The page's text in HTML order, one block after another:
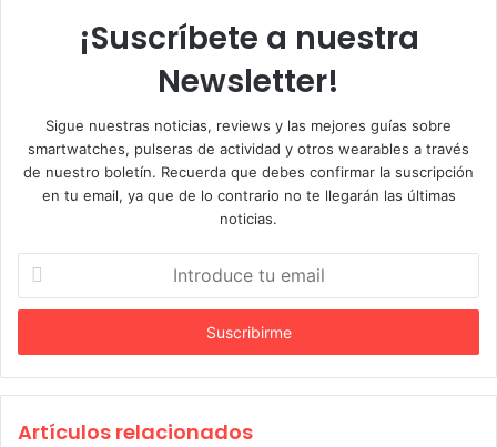
r
¡Suscríbete a nuestra
Newsletter!
Sigue nuestras noticias, reviews y las mejores guías sobre
smartwatches, pulseras de actividad y otros wearables a través
de nuestro boletín. Recuerda que debes confirmar la suscripción
en tu email, ya que de lo contrario no te llegarán las últimas
noticias.
t
o
d
c
Artículos relacionados